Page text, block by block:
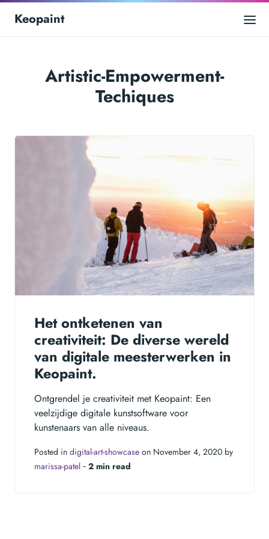
Keopaint
Artistic-Empowerment-
Techiques
Het ontketenen van
creativiteit: De diverse wereld
van digitale meesterwerken in
Keopaint.
Ontgrendel je creativiteit met Keopaint: Een
veelzijdige digitale kunstsoftware voor
kunstenaars van alle niveaus.
Posted in digital-art-showcase on November 4, 2020 by
marissa-patel ‐ 2 min read